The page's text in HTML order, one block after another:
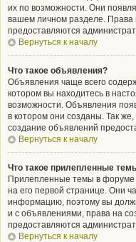
их по возможности. Они
вашем личном разделе. Права
предоставляются
Вернуться к началу
Что такое объявления?
Объявления чаще всего
котором вы находитесь в
возможности. Объявления
в котором они созданы. Так
создание объявлений
Вернуться к началу
Что такое прилепленные
Прилепленные темы в форуме
на его первой странице. Они
информацию, поэтому вы
и с объявлениями, права на
предоставляются
Вернуться к началу